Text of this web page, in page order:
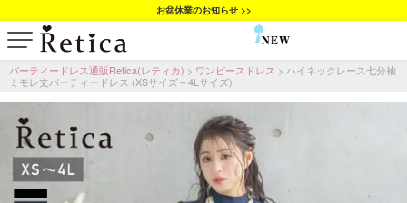
お盆休業のお知らせ >>
NEW
パーティードレス通販Retica(レティカ) ワンピースドレス
ハイネックレース七分袖
ミモレ丈パーティードレス (XSサイズ～4Lサイズ)